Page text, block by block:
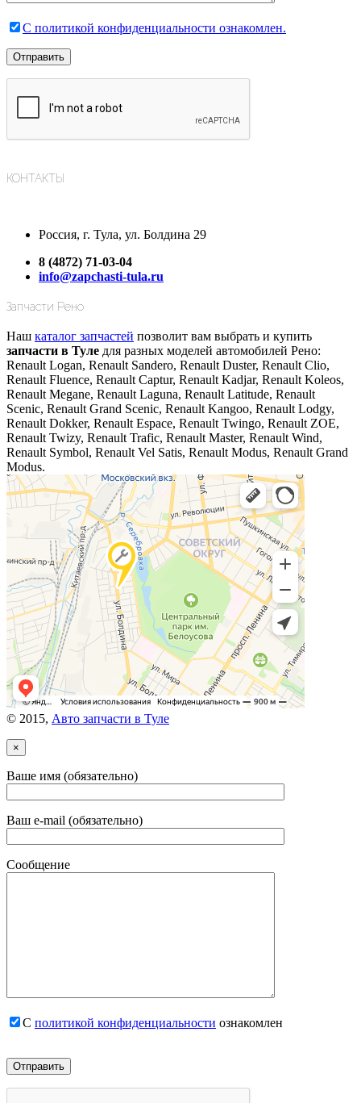
С политикой конфиденциальности ознакомлен.
КОНТАКТЫ
Россия, г. Тула, ул. Болдина 29
8 (4872) 71-03-04
info@zapchasti-tula.ru
Запчасти Рено
Наш каталог запчастей позволит вам выбрать и купить
запчасти в Туле для разных моделей автомобилей Рено:
Renault Logan, Renault Sandero, Renault Duster, Renault Clio,
Renault Fluence, Renault Captur, Renault Kadjar, Renault Koleos,
Renault Megane, Renault Laguna, Renault Latitude, Renault
Scenic, Renault Grand Scenic, Renault Kangoo, Renault Lodgy,
Renault Dokker, Renault Espace, Renault Twingo, Renault ZOE,
Renault Twizy, Renault Trafic, Renault Master, Renault Wind,
Renault Symbol, Renault Vel Satis, Renault Modus, Renault Grand
Modus.
© 2015, Авто запчасти в Туле
×
Ваше имя (обязательно)
Ваш e-mail (обязательно)
Сообщение
С политикой конфиденциальности ознакомлен